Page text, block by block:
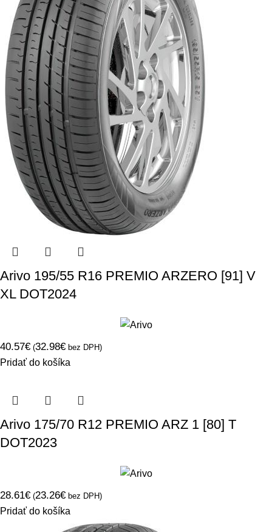
Arivo 195/55 R16 PREMIO ARZERO [91] V
XL DOT2024
40.57€ (32.98€ bez DPH)
Pridať do košíka
Arivo 175/70 R12 PREMIO ARZ 1 [80] T
DOT2023
28.61€ (23.26€ bez DPH)
Pridať do košíka